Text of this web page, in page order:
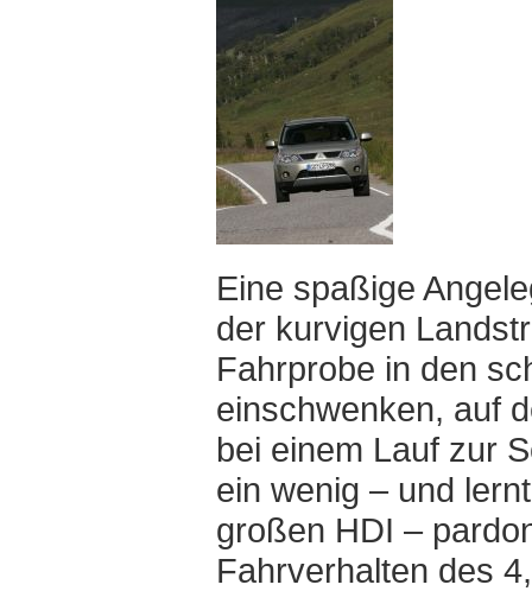
Eine spaßige
der kurvigen
Fahrprobe in den
einschwenken, auf
bei einem Lauf zur
ein wenig – und
großen HDI –
Fahrverhalten des